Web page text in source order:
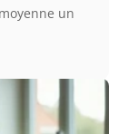
un